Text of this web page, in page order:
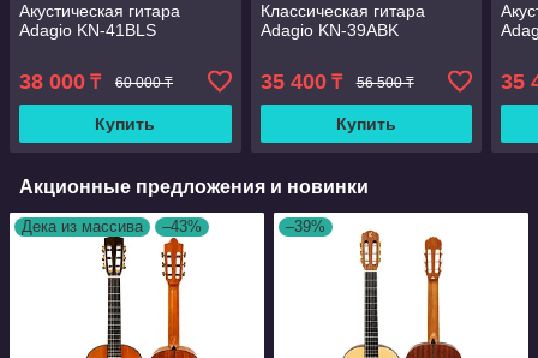
Акустическая гитара
Adagio KN-41BLS
38 000 ₸ 60 000 ₸
Купить
Классическая гитара
Adagio KN-39ABK
35 400₸ 56 500 ₸
Купить
35
Акционные предложения и новинки
Дека из массива –43% –39%